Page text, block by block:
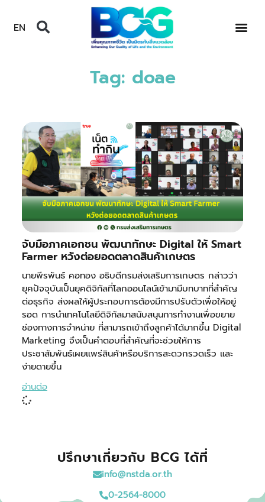
EN
Tag: doae
จับมือภาคเอกชน พัฒนาทักษะ Digital ให้ Smart
Farmer หวังต่อยอดตลาดสินค้าเกษตร
นายพีรพันธ์ คอทอง อธิบดีกรมส่งเสริมการเกษตร กล่าวว่า
ยุคปัจจุบันเป็นยุคดิจิทัลที่โลกออนไลน์เข้ามามีบทบาทที่สำคัญ
ต่อธุรกิจ ส่งผลให้ผู้ประกอบการต้องมีการปรับตัวเพื่อให้อยู่
รอด การนำเทคโนโลยีดิจิทัลมาสนับสนุนการทำงานเพื่อขยาย
ช่องทางการจำหน่าย ที่สามารถเข้าถึงลูกค้าได้มากขึ้น Digital
Marketing จึงเป็นคำตอบที่สำคัญที่จะช่วยให้การ
ประชาสัมพันธ์เผยแพร่สินค้าหรือบริการสะดวกรวดเร็ว และ
ง่ายดายขึ้น
อ่านต่อ
ปรึกษาเกี่ยวกับ BCG ได้ที่
info@nstda.or.th
0-2564-8000